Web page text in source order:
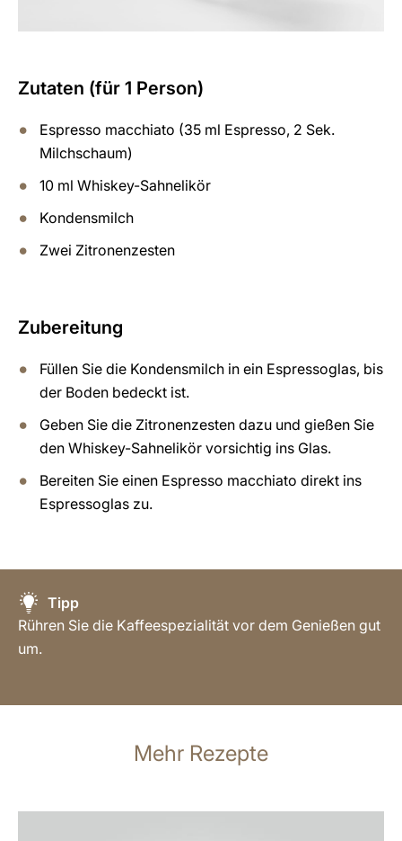
Zutaten (für 1 Person)
Espresso macchiato (35 ml Espresso, 2 Sek.
Milchschaum)
10 ml Whiskey-Sahnelikör
Kondensmilch
Zwei Zitronenzesten
Zubereitung
Füllen Sie die Kondensmilch in ein Espressoglas, bis
der Boden bedeckt ist.
Geben Sie die Zitronenzesten dazu und gießen Sie
den Whiskey-Sahnelikör vorsichtig ins Glas.
Bereiten Sie einen Espresso macchiato direkt ins
Espressoglas zu.
Tipp
Rühren Sie die Kaffeespezialität vor dem Genießen gut
um.
Mehr Rezepte